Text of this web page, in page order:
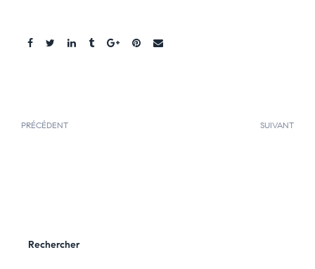
Share:
PRÉCÉDENT SUIVANT
Rechercher